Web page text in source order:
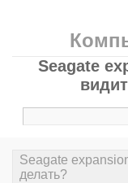
Seagate
Seagate
делать?